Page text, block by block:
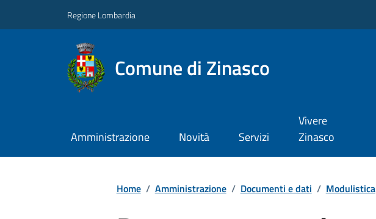
Regione Lombardia
Comune di Zinasco
Amministrazione Novità Servizi
Vivere
Zinasco
Home / Amministrazione / Documenti e dati / Modulistica